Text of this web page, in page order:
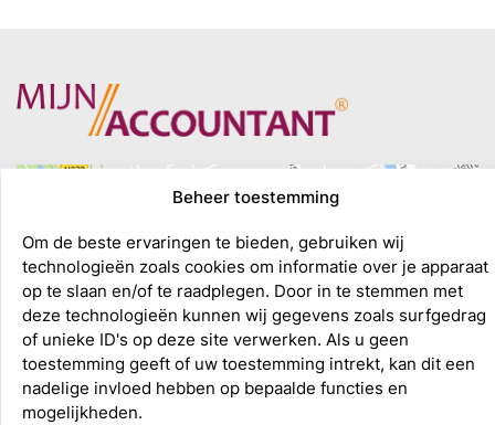
Beheer toestemming
Om de beste ervaringen te bieden, gebruiken wij
technologieën zoals cookies om informatie over je apparaat
op te slaan en/of te raadplegen. Door in te stemmen met
deze technologieën kunnen wij gegevens zoals surfgedrag
of unieke ID's op deze site verwerken. Als u geen
toestemming geeft of uw toestemming intrekt, kan dit een
nadelige invloed hebben op bepaalde functies en
mogelijkheden.